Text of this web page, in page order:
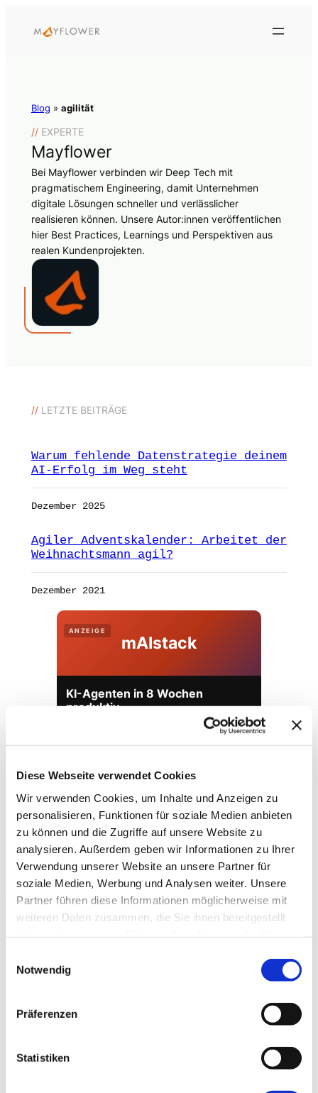
Diese Webseite verwendet Cookies
Wir verwenden Cookies, um Inhalte und Anzeigen zu
personalisieren, Funktionen für soziale Medien anbieten
zu können und die Zugriffe auf unsere Website zu
analysieren. Außerdem geben wir Informationen zu Ihrer
Verwendung unserer Website an unsere Partner für
soziale Medien, Werbung und Analysen weiter. Unsere
Partner führen diese Informationen möglicherweise mit
weiteren Daten zusammen, die Sie ihnen bereitgestellt
Notwendig
Präferenzen
Statistiken
Blog » agilität
//EXPERTE
Mayflower
Bei Mayflower verbinden wir Deep Tech mit
pragmatischem Engineering, damit Unternehmen
digitale Lösungen schneller und verlässlicher
realisieren können. Unsere Autor:innen veröffentlichen
hier Best Practices, Learnings und Perspektiven aus
realen Kundenprojekten.
//LETZTE BEITRÄGE
Warum fehlende Datenstrategie deinem
AI-Erfolg im Weg steht
Dezember 2025
Agiler Adventskalender: Arbeitet der
Weihnachtsmann agil?
Dezember 2021
ANZEIGE
mAIstack
KI-Agenten in 8 Wochen
produktiv.
On-Prem · 100+ Connectors · Observable RAG
KI-Fundament für Unternehmen. On-prem.
Citizen Developer bauen Apps, IT hält die Kontrolle.